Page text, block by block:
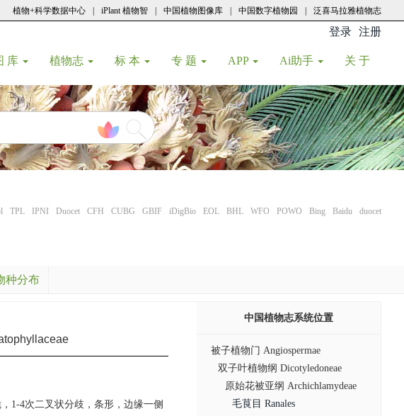
植物+科学数据中心 iPlant 植物智 中国植物图像库 中国数字植物园 泛喜马拉雅植物志
登录 注册
库 植物志 标 本 专 题 APP Ai助手 关 于
TPL IPNI Duocet CFH CUBG GBIF iDigBio EOL BHL WFO POWO Bing Baidu duocet
种分布
1-4次二叉状分歧，条形，边缘一侧
中国植物志系统位置
被子植物门 Angiospermae
双子叶植物纲 Dicotyledoneae
原始花被亚纲 Archichlamydeae
毛茛目 Ranales